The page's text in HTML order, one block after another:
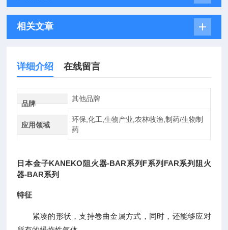
相关文章
详细介绍 在线留言
品牌
其他品牌
应用领域
环保,化工,生物产业,农林牧渔,制药/生物制
药
日本金子KANEKO阻火器-BAR系列F系列FAR系列 阻火
器-BAR系列
特征
紧凑的形状，支持卷曲金属方式，同时，还能够应对